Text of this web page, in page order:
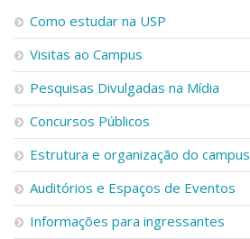
Como estudar na USP
Visitas ao Campus
Pesquisas Divulgadas na Mídia
Concursos Públicos
Estrutura e organização do campus
Auditórios e Espaços de Eventos
Informações para ingressantes